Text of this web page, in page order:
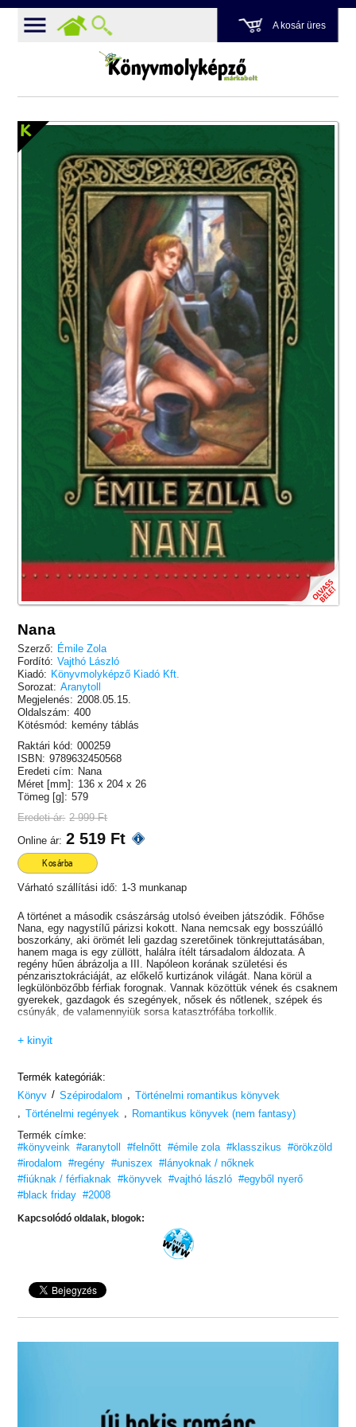
A kosár üres
Nana
Szerző: Émile Zola
Fordító: Vajthó László
Kiadó: Könyvmolyképző Kiadó Kft.
Sorozat: Aranytoll
Megjelenés: 2008.05.15.
Oldalszám: 400
Kötésmód: kemény táblás
Raktári kód: 000259
ISBN: 9789632450568
Eredeti cím: Nana
Méret [mm]: 136 x 204 x 26
Tömeg [g]: 579
Eredeti ár: 2 999 Ft
Online ár: 2 519 Ft
Kosárba
Várható szállítási idő: 1-3 munkanap
A történet a második császárság utolsó éveiben játszódik. Főhőse
Nana, egy nagystílű párizsi kokott. Nana nemcsak egy bosszúálló
boszorkány, aki örömét leli gazdag szeretőinek tönkrejuttatásában,
hanem maga is egy züllött, halálra ítélt társadalom áldozata. A
regény hűen ábrázolja a III. Napóleon korának születési és
pénzarisztokráciáját, az előkelő kurtizánok világát. Nana körül a
legkülönbözőbb férfiak forognak. Vannak közöttük vének és csaknem
gyerekek, gazdagok és szegények, nősek és nőtlenek, szépek és
csúnyák, de valamennyiük sorsa katasztrófába torkollik.
+ kinyit
Termék kategóriák:
Könyv / Szépirodalom , Történelmi romantikus könyvek
, Történelmi regények , Romantikus könyvek (nem fantasy)
Termék címke:
#könyveink #aranytoll #felnőtt #émile zola #klasszikus
#örökzöld
#irodalom
#regény #uniszex #lányoknak / nőknek
#fiúknak / férfiaknak #könyvek #vajthó lászló #egyből nyerő
#black friday #2008
Kapcsolódó oldalak, blogok: